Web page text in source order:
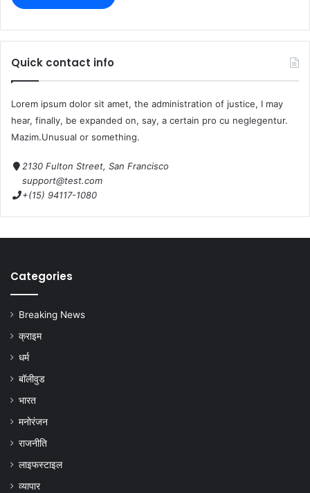
Quick contact info
Lorem ipsum dolor sit amet, the administration of justice, I may
hear, finally, be expanded on, say, a certain pro cu neglegentur.
Mazim.Unusual or something.
2130 Fulton Street, San Francisco
support@test.com
+(15) 94117-1080
Categories
Breaking News
क्राइम
धर्म
बॉलीवुड
भारत
मनोरंजन
राजनीति
लाइफस्टाइल
व्यापार